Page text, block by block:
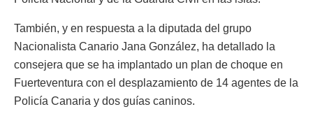
También, y en respuesta a la diputada del grupo
Nacionalista Canario Jana González, ha detallado la
consejera que se ha implantado un plan de choque en
Fuerteventura con el desplazamiento de 14 agentes de la
Policía Canaria y dos guías caninos.